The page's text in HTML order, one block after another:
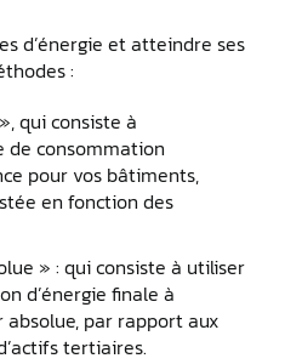
d’énergie et atteindre ses
:
qui consiste à
de consommation
pour vos bâtiments,
en fonction des
» : qui consiste à utiliser
d’énergie finale à
par rapport aux
tertiaires.